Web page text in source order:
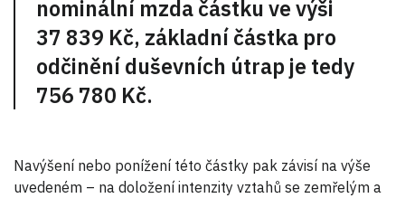
nominální mzda částku ve výši
37 839 Kč, základní částka pro
odčinění duševních útrap je tedy
756 780 Kč.
Navýšení nebo ponížení této částky pak závisí na výše
uvedeném – na doložení intenzity vztahů se zemřelým a